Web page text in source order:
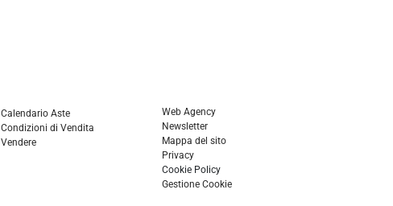
Calendario Aste
Condizioni di Vendita
Vendere
Web Agency
Newsletter
Mappa del sito
Privacy
Cookie Policy
Gestione Cookie